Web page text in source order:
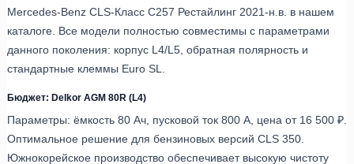
Mercedes-Benz CLS-Класс C257 Рестайлинг 2021-н.в. в нашем
каталоге. Все модели полностью совместимы с параметрами
данного поколения: корпус L4/L5, обратная полярность и
стандартные клеммы Euro SL.
Бюджет: Delkor AGM 80R (L4)
Параметры: ёмкость 80 Ач, пусковой ток 800 А, цена от 16 500 ₽.
Оптимальное решение для бензиновых версий CLS 350.
Южнокорейское производство обеспечивает высокую чистоту